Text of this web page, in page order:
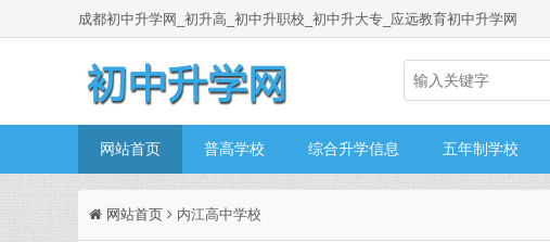
成都初中升学网_初升高_初中升职校_初中升大专_应远教育初中升学网
网站首页 普高学校 综合升学信息 五年制学校
网站首页 内江高中学校